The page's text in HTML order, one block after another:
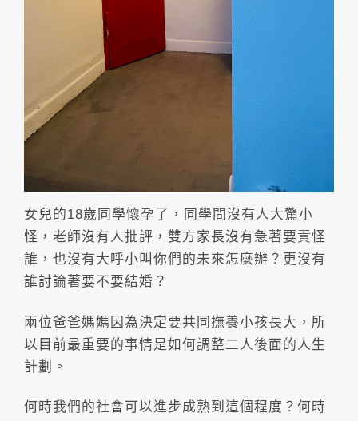
女兒的18歲同學懷孕了，同學間沒有人大驚小
怪，老師沒有人批評，雙方家長沒有急著要責怪
誰，也沒有大呼小叫你們的未來怎麼辦？更沒有
誰討論著要不要結婚？
兩位爸爸媽媽因為決定要共同撫養小孩長大，所
以目前最重要的事情是如何調整二人後面的人生
計劃。
何時我們的社會可以進步成熟到這個程度？何時